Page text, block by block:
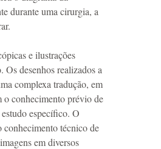
durante uma cirurgia, a
e ilustrações
Os desenhos realizados a
complexa tradução, em
o conhecimento prévio de
específico. O
técnico de
em diversos